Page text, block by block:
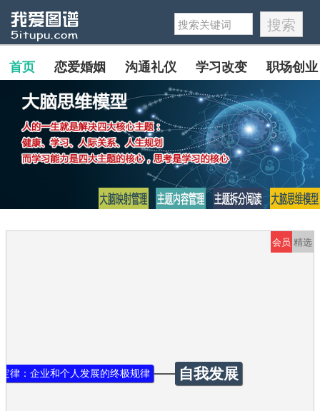
首页 恋爱婚姻 沟通礼仪 学习改变 职场创业
精选
会员
自我发展
律：企业和个人发展的终极规律